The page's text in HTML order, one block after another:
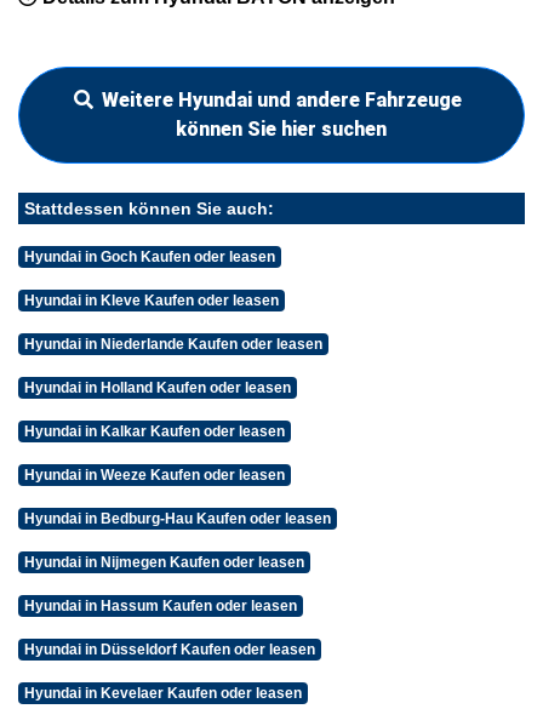
Weitere Hyundai und andere Fahrzeuge
können Sie hier suchen
Stattdessen können Sie auch:
Hyundai in Goch Kaufen oder leasen
Hyundai in Kleve Kaufen oder leasen
Hyundai in Niederlande Kaufen oder leasen
Hyundai in Holland Kaufen oder leasen
Hyundai in Kalkar Kaufen oder leasen
Hyundai in Weeze Kaufen oder leasen
Hyundai in Bedburg-Hau Kaufen oder leasen
Hyundai in Nijmegen Kaufen oder leasen
Hyundai in Hassum Kaufen oder leasen
Hyundai in Düsseldorf Kaufen oder leasen
Hyundai in Kevelaer Kaufen oder leasen